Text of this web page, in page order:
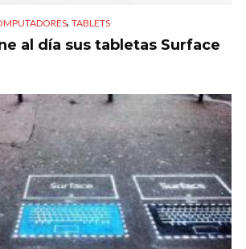
, TABLETS
al día sus tabletas Surface